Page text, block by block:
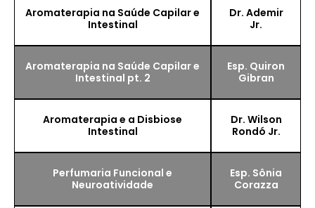
Aromaterapia na Saúde Capilar e
Intestinal
Dr. Ademir
Jr.
Aromaterapia na Saúde Capilar e
Intestinal pt. 2
Esp. Quiron
Gibran
Aromaterapia e a Disbiose
Intestinal
Dr. Wilson
Rondó Jr.
Perfumaria Funcional e
Neuroatividade
Esp. Sônia
Corazza